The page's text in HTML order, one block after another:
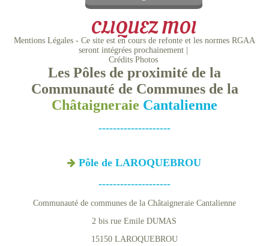
CLIQUEZ MOI
Mentions Légales - Ce site est en cours de refonte et les normes RGAA
seront intégrées prochainement
Crédits Photos
Les Pôles de proximité de la
Communauté de Communes de la
Châtaigneraie Cantalienne
--------------------
Pôle de LAROQUEBROU
--------------------
Communauté de communes de la Châtaigneraie Cantalienne
2 bis rue Emile DUMAS
15150 LAROQUEBROU